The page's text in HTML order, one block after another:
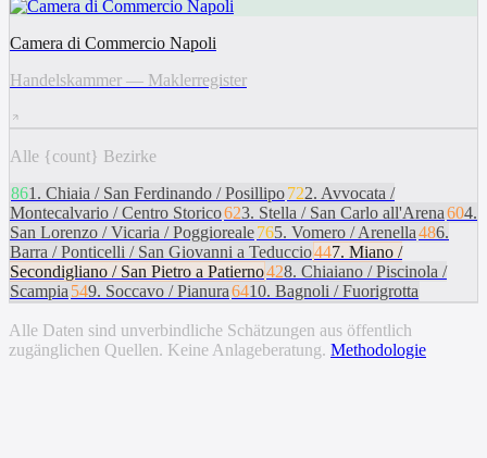
Camera di Commercio Napoli
Handelskammer — Maklerregister
Alle {count} Bezirke
861 . Chiaia / San Ferdinando / Posillipo722. Avvocata /
Montecalvario / Centro Storico623. Stella / San Carlo all'Arena604.
San Lorenzo / Vicaria / Poggioreale765. Vomero / Arenella486.
Barra / Ponticelli / San Giovanni a Teduccio447. Miano /
Secondigliano / San Pietro a Patierno428. Chiaiano / Piscinola /
Scampia 549. Soccavo / Pianura6410. Bagnoli / Fuorigrotta
Alle Daten sind unverbindliche Schätzungen aus öffentlich
zugänglichen Quellen. Keine Anlageberatung. Methodologie